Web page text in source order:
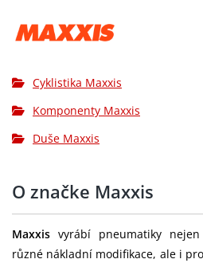
Cyklistika Maxxis
Komponenty Maxxis
Duše Maxxis
O značke Maxxis
Maxxis vyrábí pneumatiky
různé nákladní modifikace, ale i